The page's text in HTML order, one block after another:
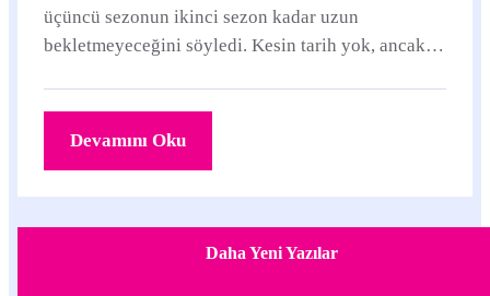
üçüncü sezonun ikinci sezon kadar uzun
bekletmeyeceğini söyledi. Kesin tarih yok, ancak
Devamını Oku
Daha Yeni Yazılar